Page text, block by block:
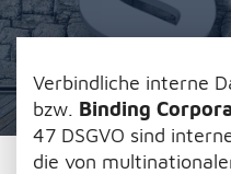
Verbindliche interne
bzw. Binding
47 DSGVO sind
die von